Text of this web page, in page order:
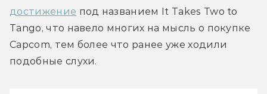
достижение под названием It Takes Two to
Tango, что навело многих на мысль о покупке
Capcom, тем более что ранее уже ходили
подобные слухи.